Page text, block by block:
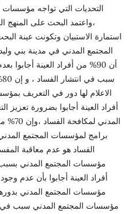
التحديات التي تواجه
،واعتمد البحث على المنهج
المجتمع المدني في مدينة بني
أن 90% من أفراد العينة
أفراد العينة أجابوا بضرورة
برامج لمؤسسات المجتمع
الفساد هو عدم معاقبة
أفراد العينة أجابوا بأن عدم
مؤسسات المجتمع المدني
مؤسسات المجتمع المدني سبب في